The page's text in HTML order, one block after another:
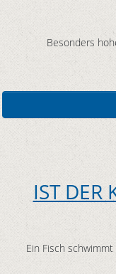
Besonders
IST DER
Ein Fisch